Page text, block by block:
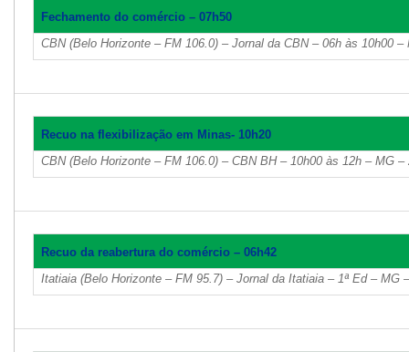
Fechamento do comércio – 07h50
CBN (Belo Horizonte – FM 106.0) – Jornal da CBN – 06h às 10h00 –
Recuo na flexibilização em Minas- 10h20
CBN (Belo Horizonte – FM 106.0) – CBN BH – 10h00 às 12h – MG –
Recuo da reabertura do comércio – 06h42
Itatiaia (Belo Horizonte – FM 95.7) – Jornal da Itatiaia – 1ª Ed – MG